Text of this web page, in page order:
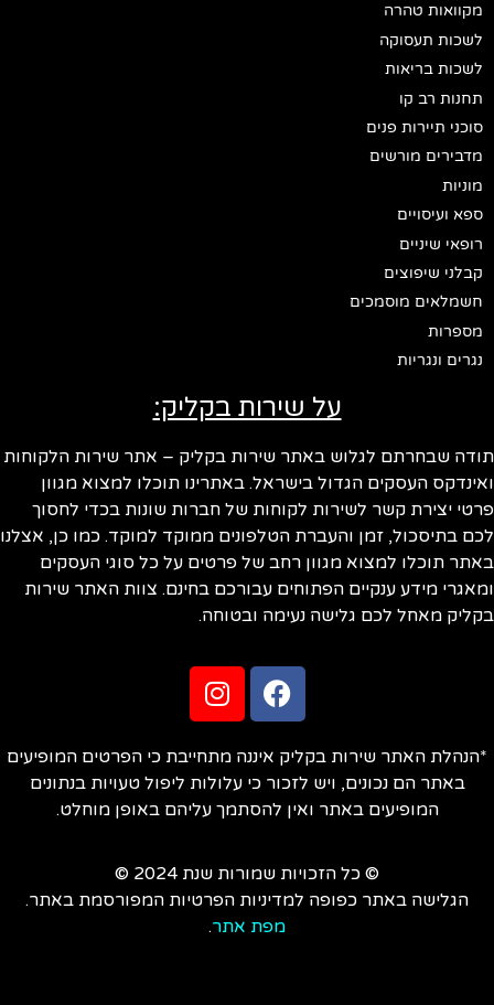
מקוואות טהרה
לשכות תעסוקה
לשכות בריאות
תחנות רב קו
סוכני תיירות פנים
מדבירים מורשים
מוניות
ספא ועיסויים
רופאי שיניים
קבלני שיפוצים
חשמלאים מוסמכים
מספרות
נגרים ונגריות
על שירות בקליק:
תודה שבחרתם לגלוש באתר שירות בקליק – אתר שירות הלקוחות
ואינדקס העסקים הגדול בישראל. באתרינו תוכלו למצוא מגוון
פרטי יצירת קשר לשירות לקוחות של חברות שונות בכדי לחסוך
לכם בתיסכול, זמן והעברת הטלפונים ממוקד למוקד. כמו כן, אצלנו
באתר תוכלו למצוא מגוון רחב של פרטים על כל סוגי העסקים
ומאגרי מידע ענקיים הפתוחים עבורכם בחינם. צוות האתר שירות
בקליק מאחל לכם גלישה נעימה ובטוחה.
*הנהלת האתר שירות בקליק איננה מתחייבת כי הפרטים המופיעים
באתר הם נכונים, ויש לזכור כי עלולות ליפול טעויות בנתונים
המופיעים באתר ואין להסתמך עליהם באופן מוחלט.
© כל הזכויות שמורות שנת 2024 ©
הגלישה באתר כפופה למדיניות הפרטיות המפורסמת באתר.
מפת אתר.